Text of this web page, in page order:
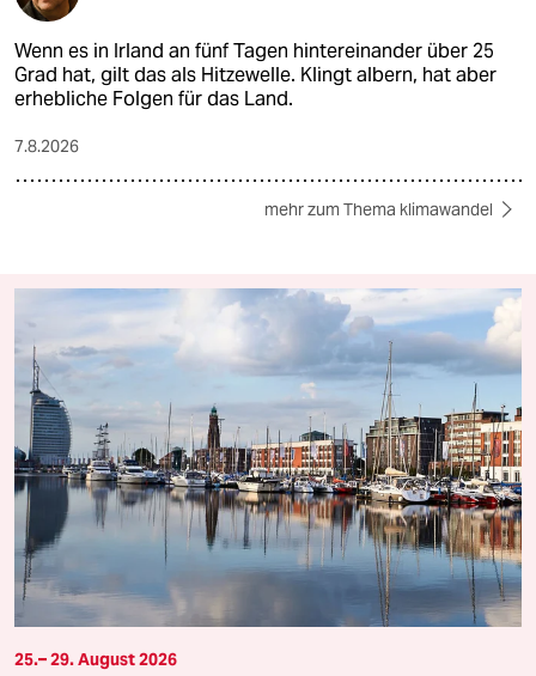
Wenn es in Irland an fünf Tagen hintereinander über 25
Grad hat, gilt das als Hitzewelle. Klingt albern, hat aber
erhebliche Folgen für das Land.
7.8.2026
mehr zum Thema klimawandel
25.– 29. August 2026